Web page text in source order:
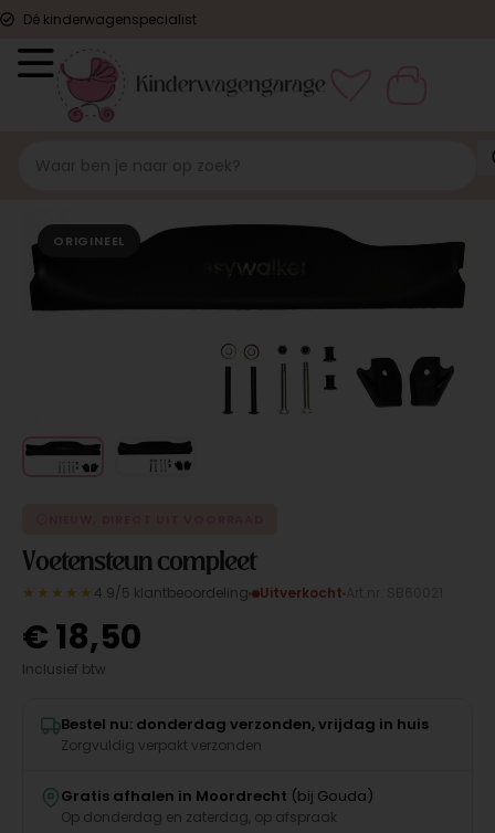
Dé kinderwagenspecialist
ORIGINEEL
Voetensteun compleet
★★★★★ 4.9/5 klantbeoordeling Uitverkocht
€18,50
Inclusief btw
Bestel nu: donderdag verzonden, vrijdag in huis
Zorgvuldig verpakt verzonden
Gratis afhalen in Moordrecht (bij Gouda)
Op donderdag en zaterdag, op afspraak